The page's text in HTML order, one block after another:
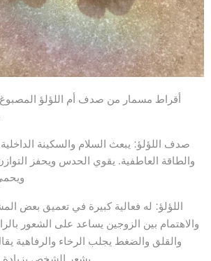
أقراط مسمار من صدف أم اللؤلؤ
صدف اللؤلؤ: يبعث السلام والسكينة الداخلية
والطاقة العاطفية. يقوي الحدس ويحفز
اللؤلؤ: له فعالية كبيرة في تعميق بعض
والاهتمام بين الزوجين يساعد على الشعور
والقلق والضغط يجلب الرخاء والرفاهية
يشعر الشخص